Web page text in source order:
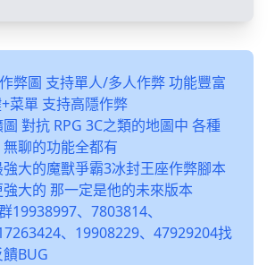
弊圖 支持單人/多人作弊 功能豐富
菜單 支持高隱作弊
對抗 RPG 3C之類的地圖中 各種
聊的功能全都有
大的魔獸爭霸3冰封王座作弊腳本
大的 那一定是他的未來版本
19938997、7803814、
、19908229、47929204找
BUG